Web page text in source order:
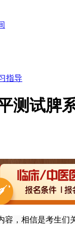
指导
测试脾
容，相信是考生